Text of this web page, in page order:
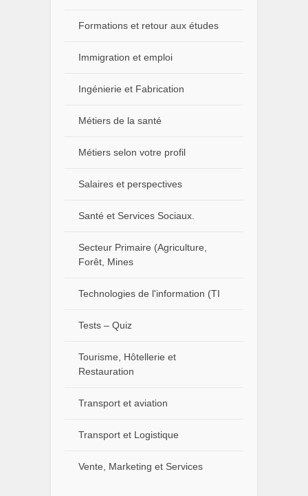
Formations et retour aux études
Immigration et emploi
Ingénierie et Fabrication
Métiers de la santé
Métiers selon votre profil
Salaires et perspectives
Santé et Services Sociaux.
Secteur Primaire (Agriculture,
Forêt, Mines
Technologies de l'information (TI
Tests – Quiz
Tourisme, Hôtellerie et
Restauration
Transport et aviation
Transport et Logistique
Vente, Marketing et Services